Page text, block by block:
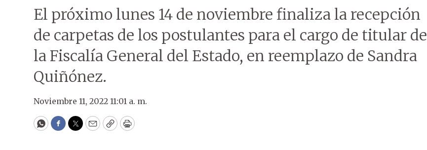
El próximo lunes 14 de noviembre finaliza la recepción
de carpetas de los postulantes para el cargo de titular de
la Fiscalía General del Estado, en reemplazo de Sandra
Quiñónez.
Noviembre 11, 2022 11:01 a. m.
WhatsApp
Facebook
Twitter
EmailCopyPrint